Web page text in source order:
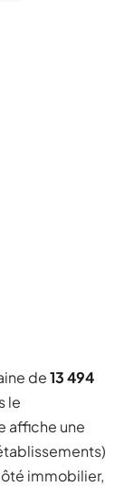
de13 494
le
affiche une
immobilier,